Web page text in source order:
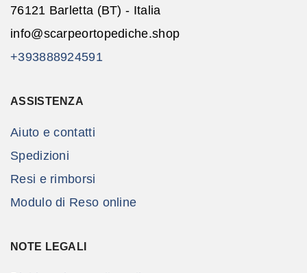
76121 Barletta (BT) - Italia
info@scarpeortopediche.shop
+393888924591
ASSISTENZA
Aiuto e contatti
Spedizioni
Resi e rimborsi
Modulo di Reso online
NOTE LEGALI